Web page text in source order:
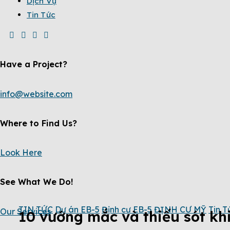
Tin Tức
Have a Project?
info@website.com
Where to Find Us?
Look Here
See What We Do!
Our Services
TIN TỨC Dự án EB-5 Định cư EB-5 ĐỊNH CƯ MỸ Tin
10 vướng mắc và thiếu sót